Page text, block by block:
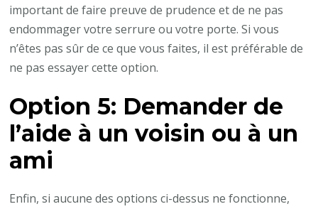
important de faire preuve de prudence et de ne pas
endommager votre serrure ou votre porte. Si vous
n’êtes pas sûr de ce que vous faites, il est préférable de
ne pas essayer cette option.
Option 5: Demander de
l’aide à un voisin ou à un
ami
Enfin, si aucune des options ci-dessus ne fonctionne,